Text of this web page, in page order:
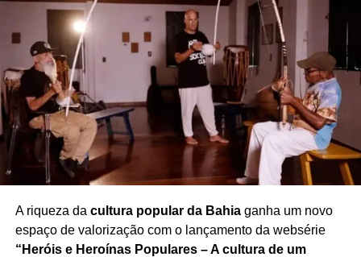
programa, transformando o tradicional momento de
despedida em uma homenagem marcada pela emoção e
pelo reconhecimento à trajetória de Rafael. A repercussão
do episódio também gerou inúmeras manifestações de
pesar entre telespectadores e admiradores da
apresentadora.
A riqueza da cultura popular da Bahiaganha um novo
espaço de valorização com o lançamento da websérie
“Heróis e Heroínas Populares – A cultura de um